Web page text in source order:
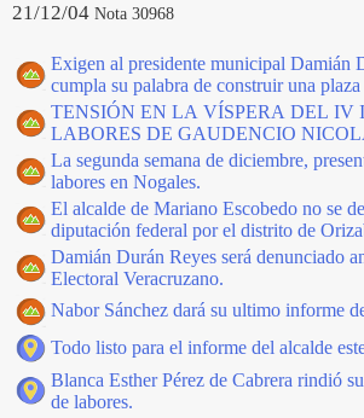
21/12/04 Nota 30968
Exigen al presidente municipal Damián
cumpla su palabra de construir una
TENSIÓN EN LA VÍSPERA DEL IV
LABORES DE GAUDENCIO
La segunda semana de diciembre,
labores en Nogales.
El alcalde de Mariano Escobedo no se
diputación federal por el distrito de
Damián Durán Reyes será denunciado
Electoral Veracruzano.
Nabor Sánchez dará su ultimo informe
Todo listo para el informe del alcalde
Blanca Esther Pérez de Cabrera rindió
de labores.